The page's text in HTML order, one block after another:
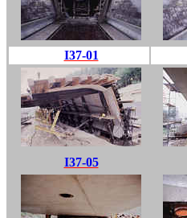
I37-01
I37-05